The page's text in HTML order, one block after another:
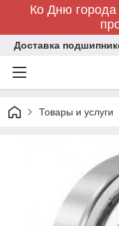
Ко Дню города
Доставка
Товары и услуги